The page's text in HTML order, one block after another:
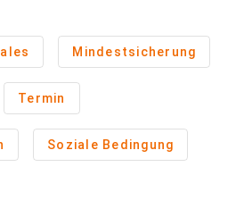
Mindestsicherung
Termin
Soziale Bedingung